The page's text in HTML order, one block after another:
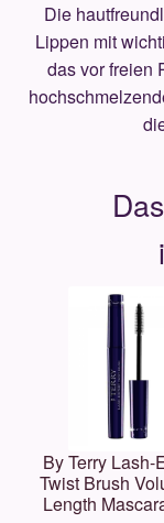
Die
Lippen mit
das vor freien
By Terry Lash-
Twist Brush
Length